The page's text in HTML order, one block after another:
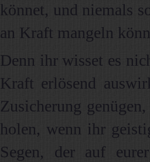
könnet, und niemals
an Kraft mangeln
Denn ihr wisset es
Kraft erlösend
Zusicherung
holen, wenn ihr
Segen, der auf